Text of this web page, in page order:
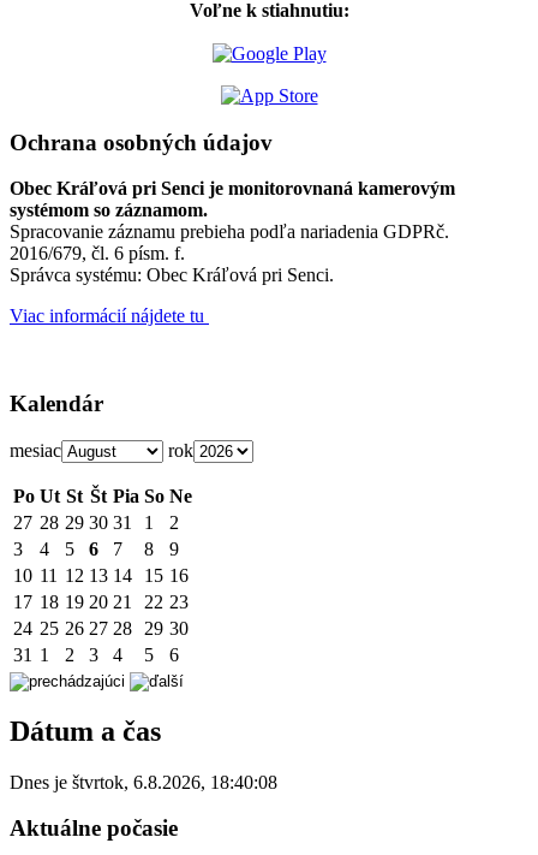
Voľne k stiahnutiu:
Ochrana osobných údajov
Obec Kráľová pri Senci je monitorovnaná kamerovým
systémom so záznamom.
Spracovanie záznamu prebieha podľa nariadenia GDPRč.
2016/679, čl. 6 písm. f.
Správca systému: Obec Kráľová pri Senci.
Viac informácií nájdete tu
Kalendár
mesiac rok
Po Ut St Št Pia So Ne
27 28 29 30 31 1
2
3
4 5 6 7 8
9
10 11 12 13 14 15 16
17 18 19 20 21 22 23
24 25 26 27 28 29 30
31 1 2 3 4 5 6
Dátum a čas
Dnes je štvrtok, 6.8.2026, 18:40:08
Aktuálne počasie